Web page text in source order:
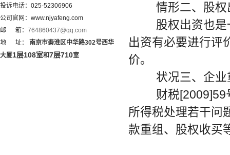
投诉电话：025-52306906
公司官网：www.njyafeng.com
邮 箱： 764860437@qq.com
地 址： 南京市秦淮区中华路302号西华
大厦1层108室和7层710室
情形二、股权
股权出资也是
出资有必要进行评
价。
状况三、企业
财税[2009]59
所得税处理若干问
款重组、股权收买